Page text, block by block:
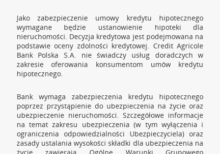
Jako zabezpieczenie umowy kredytu hipotecznego
wymagane będzie ustanowienie hipoteki dla
nieruchomości. Decyzja kredytowa jest podejmowana na
podstawie oceny zdolności kredytowej. Credit Agricole
Bank Polska S.A. nie świadczy usług doradczych w
zakresie oferowania konsumentom umów kredytu
hipotecznego.
Bank wymaga zabezpieczenia kredytu hipotecznego
poprzez przystąpienie do ubezpieczenia na życie oraz
ubezpieczenie nieruchomości. Szczegółowe informacje
na temat zakresu ubezpieczenia (w tym wyłączenia i
ograniczenia odpowiedzialności Ubezpieczyciela) oraz
zasady ustalania wysokości składki dla ubezpieczenia na